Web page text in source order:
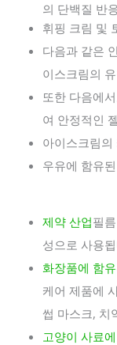
의 단백질 반
휘핑 크림 및
다음과 같은
이스크림의
또한 다음에
여 안정적인
아이스크림의
우유에 함유
제약 산업필
성으로 사용
화장품에 함
케어 제품에
썹 마스크, 치
고양이 사료